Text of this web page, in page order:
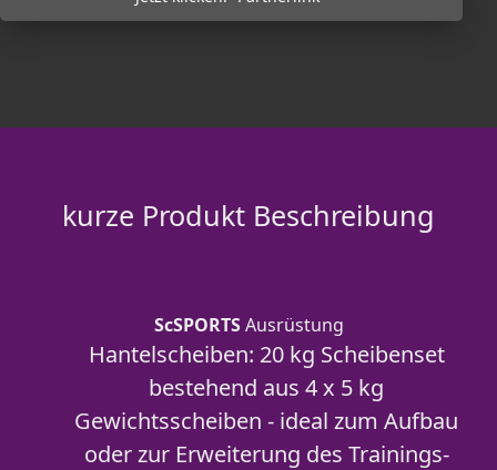
kurze Produkt Beschreibung
ScSPORTSAusrüstung
Hantelscheiben: 20 kg Scheibenset
bestehend aus 4 x 5 kg
Gewichtsscheiben - ideal zum Aufbau
oder zur Erweiterung des Trainings-